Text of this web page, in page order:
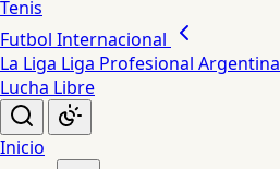
Tenis
Futbol Internacional
La Liga Liga Profesional Argentina
Lucha Libre
Inicio